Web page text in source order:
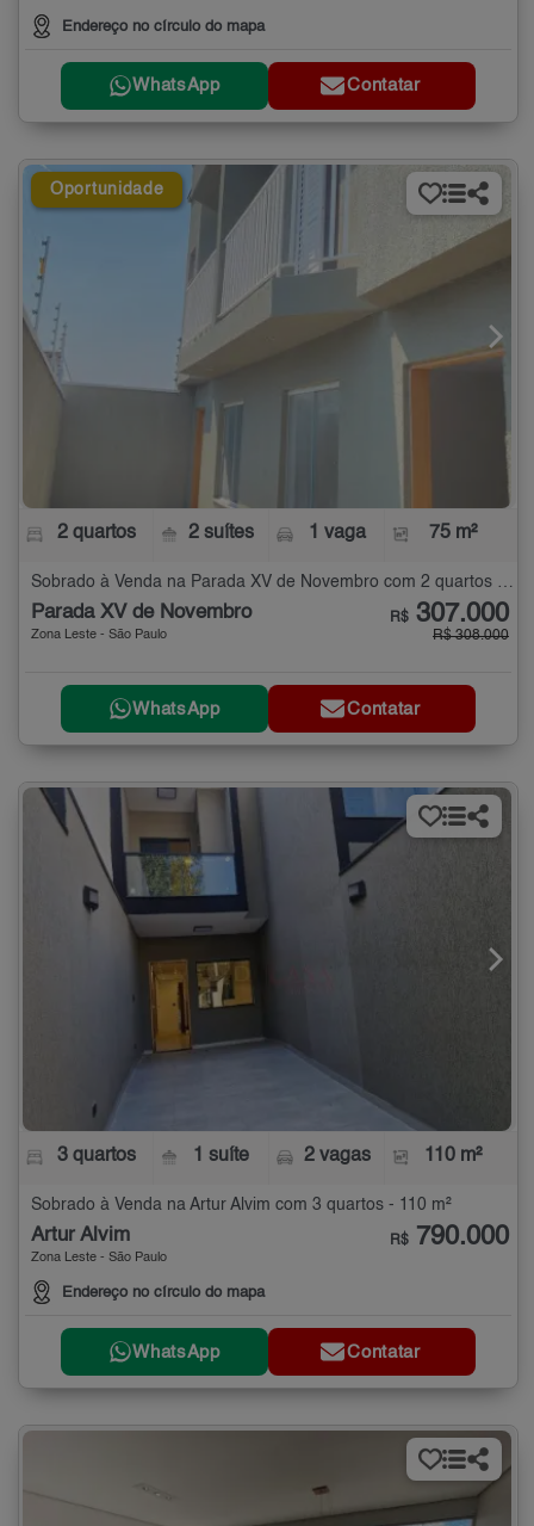
Endereço no círculo do mapa
WhatsApp Contatar
Oportunidade
2 quartos 2 suítes 1 vaga 75 m²
Sobrado à Venda na Parada XV de Novembro com 2 quartos - 75 m²
Parada XV de Novembro
Zona Leste - São Paulo
R$ 307.000
R$ 308.000
WhatsApp Contatar
3 quartos 1 suíte 2 vagas 110 m²
Sobrado à Venda na Artur Alvim com 3 quartos - 110 m²
Artur Alvim
Zona Leste - São Paulo
Endereço no círculo do mapa
R$ 790.000
WhatsApp Contatar